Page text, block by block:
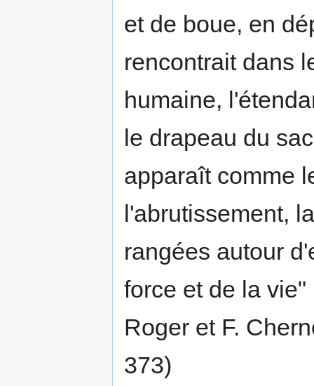
et de boue, en
rencontrait dans
humaine,
le drapeau du
apparaît comme
l'abrutissement,
rangées autour
force et de la
Roger et F.
373)